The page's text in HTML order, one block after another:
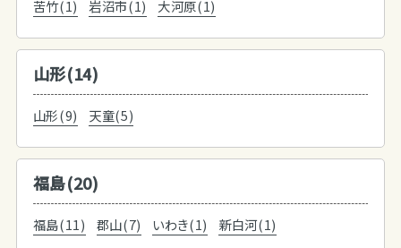
苦竹(1) 岩沼市(1) 大河原(1)
山形(14)
山形(9) 天童(5)
福島(20)
福島(11) 郡山(7) いわき(1) 新白河(1)